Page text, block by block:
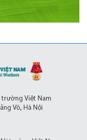
trường Việt Nam
Võ, Hà Nội